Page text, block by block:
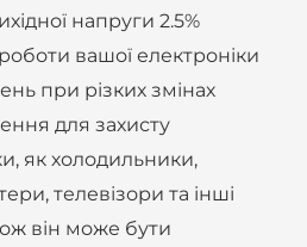
напруги 2.5%
вашої електроніки
при різких змінах
для захисту
як холодильники,
телевізори та інші
він може бути